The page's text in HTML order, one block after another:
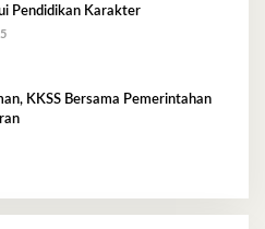
Pendidikan Karakter
KKSS Bersama Pemerintahan